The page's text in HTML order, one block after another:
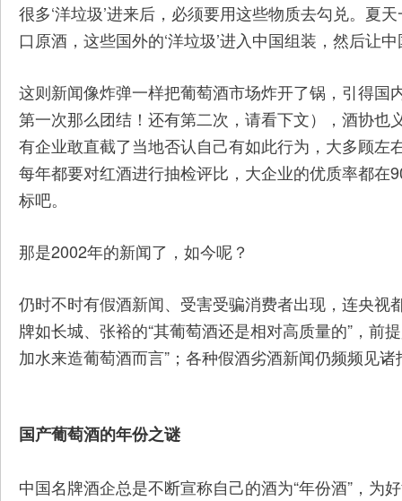
很多‘洋垃圾’进来后，必须要用这些物质去勾兑。夏
口原酒，这些国外的‘洋垃圾’进入中国组装，然后让
这则新闻像炸弹一样把葡萄酒市场炸开了锅，引得国
第一次那么团结！还有第二次，请看下文），酒协也
有企业敢直截了当地否认自己有如此行为，大多顾左
每年都要对红酒进行抽检评比，大企业的优质率都
标吧。
那是2002年的新闻了，如今呢？
仍时不时有假酒新闻、受害受骗消费者出现，连央视
牌如长城、张裕的“其葡萄酒还是相对高质量的”，前
加水来造葡萄酒而言”；各种假酒劣酒新闻仍频频见诸
国产葡萄酒的年份之谜
中国名牌酒企总是不断宣称自己的酒为“年份酒”，为